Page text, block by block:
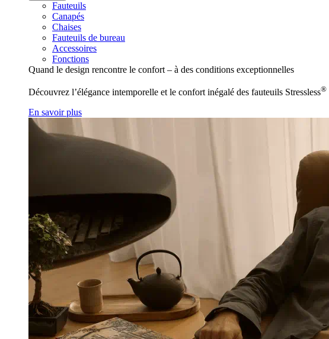
Fauteuils
Canapés
Chaises
Fauteuils de bureau
Accessoires
Fonctions
Quand le design rencontre le confort – à des conditions exceptionnelles
Découvrez l’élégance intemporelle et le confort inégalé des fauteuils Stressless®
En savoir plus